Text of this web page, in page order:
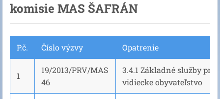
komisie MAS ŠAFRÁN
P.č. Číslo výzvy Opatrenie
1
19/2013/PRV/MAS
46
3.4.1 Základné služby pre
vidiecke obyvateľstvo